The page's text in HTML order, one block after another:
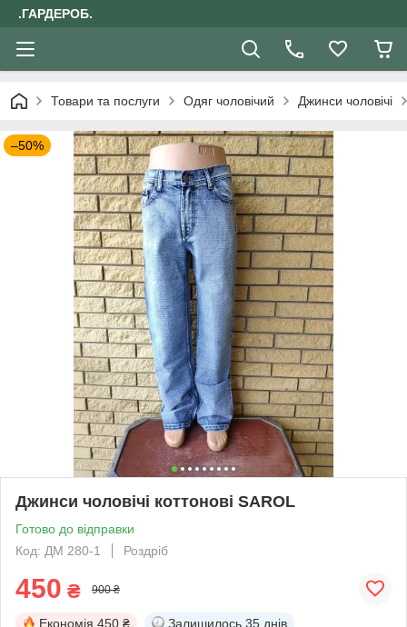
.ГАРДЕРОБ.
Товари та послуги Одяг чоловічий Джинси чоловічі
–50%
Джинси чоловічі коттонові SAROL
Готово до відправки
Код: ДМ 280-1
Роздріб
450 ₴ 900 ₴
Економія 450 ₴ Залишилось 35 днів